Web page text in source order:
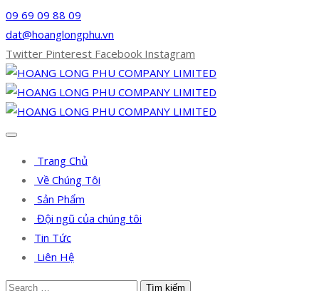
09 69 09 88 09
dat@hoanglongphu.vn
Twitter Pinterest Facebook Instagram
Trang Chủ
Về Chúng Tôi
Sản Phẩm
Đội ngũ của chúng tôi
Tin Tức
Liên Hệ